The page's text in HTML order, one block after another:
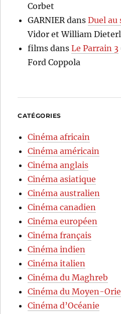
Corbet
GARNIER dansDuel au
Vidor et William
films dansLe Parrain 3
Ford Coppola
CATÉGORIES
Cinéma africain
Cinéma américain
Cinéma anglais
Cinéma asiatique
Cinéma australien
Cinéma canadien
Cinéma européen
Cinéma français
Cinéma indien
Cinéma italien
Cinéma du Maghreb
Cinéma du Moyen-
Cinéma d’Océanie